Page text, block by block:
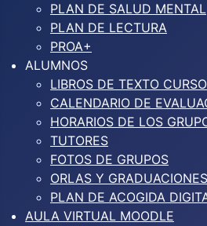
PLAN DE SALUD MENTAL
PLAN DE LECTURA
PROA+
ALUMNOS
LIBROS DE TEXTO
CALENDARIO DE
HORARIOS DE LOS
TUTORES
FOTOS DE GRUPOS
ORLAS Y GRADUACIONES
PLAN DE ACOGIDA
AULA VIRTUAL MOODLE